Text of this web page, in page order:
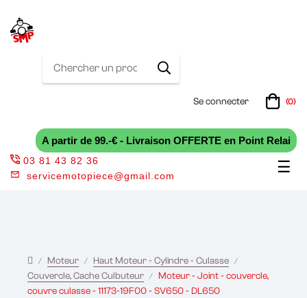
Se connecter (0)
A partir de 99.-€ - Livraison OFFERTE en Point Relai
☰
03 81 43 82 36
servicemotopiece@gmail.com
Moteur
Haut Moteur - Cylindre - Culasse
Couvercle, Cache Culbuteur
Moteur - Joint - couvercle,
couvre culasse - 11173-19F00 - SV650 - DL650